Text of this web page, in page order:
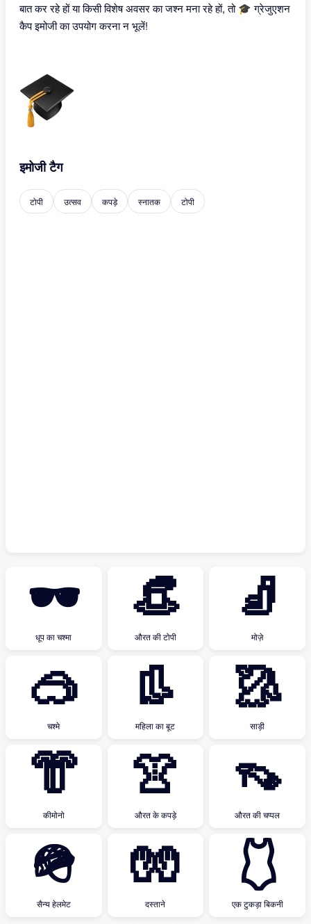
बात कर रहे हों या किसी विशेष अवसर का जश्न मना रहे हों, तो 🎓 ग्रेजुएशन
कैप इमोजी का उपयोग करना न भूलें!
इमोजी टैग
टोपी उत्सव कपड़े स्नातक टोपी
🕶
धूप का चश्मा
👒
औरत की टोपी
🧦
मोज़े
🥽
चश्मे
👢
महिला का बूट
🥻
साड़ी
👘
कीमोनो
👚
औरत के कपड़े
👡
औरत की चप्पल
🪖
सैन्य हेलमेट
🧤
दस्ताने
🩱
एक टुकड़ा बिकनी